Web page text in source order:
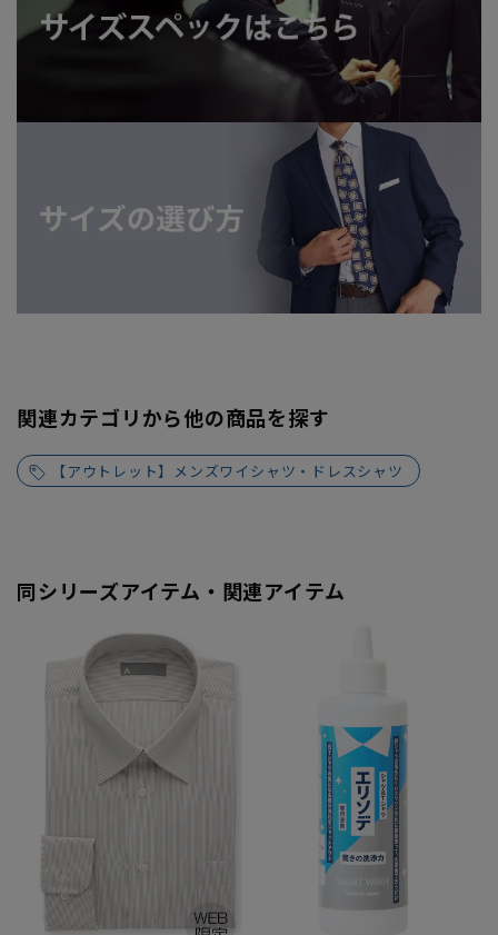
関連カテゴリから他の商品を探す
【アウトレット】メンズワイシャツ・ドレスシャツ
同シリーズアイテム・関連アイテム